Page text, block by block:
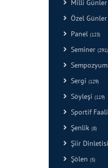
Milli Günler
Özel Günler
Panel (123)
Seminer (291)
Sempozyum
Sergi (129)
Söyleşi (119)
Sportif
Şenlik (8)
Şiir Dinletisi
Şölen (5)